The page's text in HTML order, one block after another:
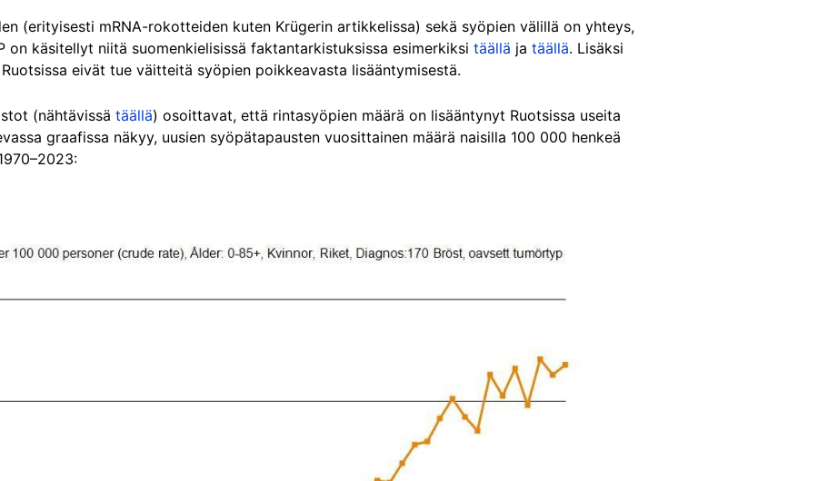
(erityisesti mRNA-rokotteiden kuten Krügerin artikkelissa) sekä syöpien välillä on yhteys,
on käsitellyt niitä suomenkielisissä faktantarkistuksissa esimerkiksi täällä ja täällä. Lisäksi
eivät tue väitteitä syöpien poikkeavasta lisääntymisestä.
(nähtävissä täällä) osoittavat, että rintasyöpien määrä on lisääntynyt Ruotsissa useita
graafissa näkyy, uusien syöpätapausten vuosittainen määrä naisilla 100 000 henkeä